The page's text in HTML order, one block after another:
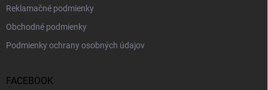
Reklamačné podmienky
Obchodné podmienky
Podmienky ochrany osobných údajov
FACEBOOK